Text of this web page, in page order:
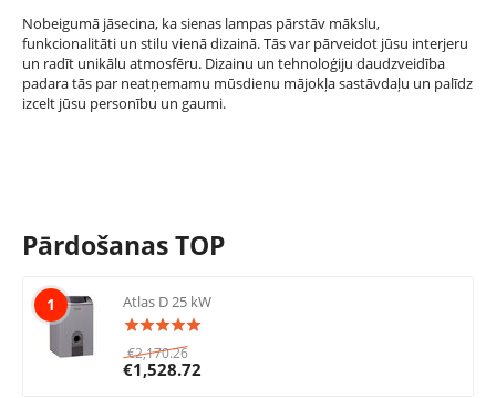
Nobeigumā jāsecina, ka sienas lampas pārstāv mākslu,
funkcionalitāti un stilu vienā dizainā. Tās var pārveidot jūsu interjeru
un radīt unikālu atmosfēru. Dizainu un tehnoloģiju daudzveidība
padara tās par neatņemamu mūsdienu mājokļa sastāvdaļu un palīdz
izcelt jūsu personību un gaumi.
Pārdošanas TOP
1 Atlas D 25 kW
€2,170.26
€1,528.72